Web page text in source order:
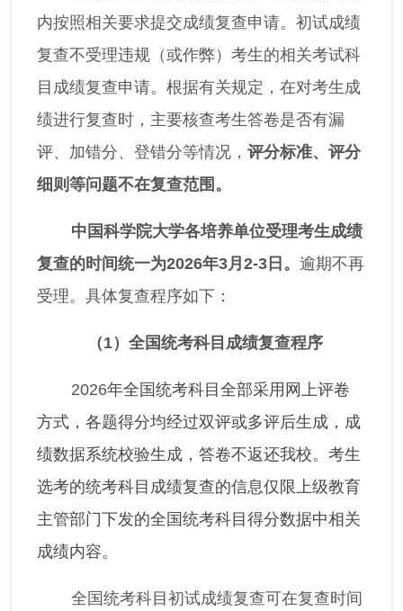
内按照相关要求提交成绩复查申请。初试成绩
复查不受理违规（或作弊）考生的相关考试科
目成绩复查申请。根据有关规定，在对考生成
绩进行复查时，主要核查考生答卷是否有漏
评、加错分、登错分等情况，评分标准、评分
细则等问题不在复查范围 。
中国科学院大学各培养单位受理考生成绩
复查的时间统一为2026年3月2-3 日。逾期不再
受理。具体复查程序如下：
（1）全国统考科目成绩复查程序
2026年全国统考科目全部采用网上评卷
方式，各题得分均经过双评或多评后生成，成
绩数据系统校验生成，答卷不返还我校。考生
选考的统考科目成绩复查的信息仅限上级教育
主管部门下发的全国统考科目得分数据中相关
成绩内容。
全国统考科目初试成绩复查可在复查时间